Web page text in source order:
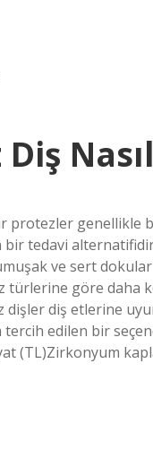
protezler genellikle
tedavi
ve sert
türlerine göre daha
diş etlerine
edilen bir
(TL)Zirkonyum